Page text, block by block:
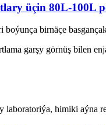
üçin 80L-100L
boýunça birnäçe
garşy görnüş bilen